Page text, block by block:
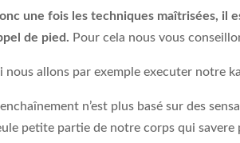
une fois les techniques maîtrisées, il
de pied. Pour cela nous vous
nous allons par exemple executer notre
enchaînement n’est plus basé sur des
petite partie de notre corps qui